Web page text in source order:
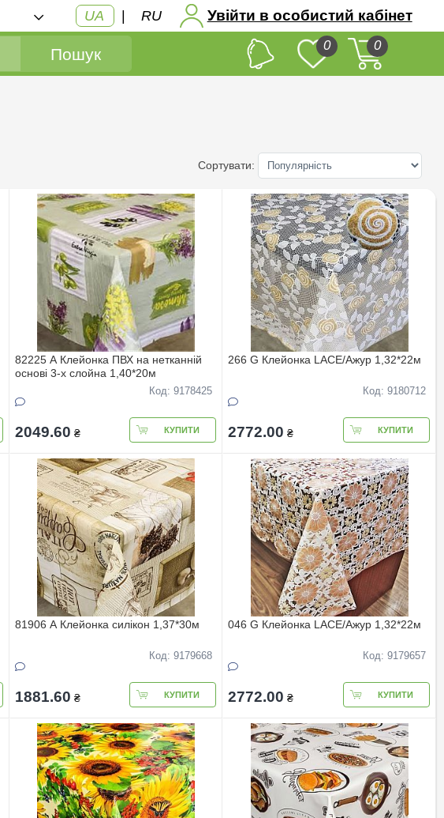
UA | RU Увійти в особистий кабінет
Пошук 0 0
Сортувати:
82225 A Клейонка ПВХ на нетканнiй
основi 3-х слойна 1,40*20м
Код: 9178425
2049.60 ₴ КУПИТИ
266 G Клейонка LACE/Ажур 1,32*22м
Код: 9180712
2772.00 ₴ КУПИТИ
81906 A Клейонка силiкон 1,37*30м
Код: 9179668
1881.60 ₴ КУПИТИ
046 G Клейонка LACE/Ажур 1,32*22м
Код: 9179657
2772.00 ₴ КУПИТИ